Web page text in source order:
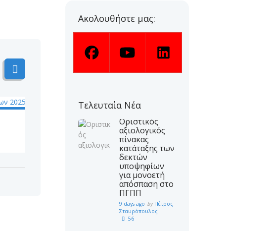
ΒΑΣΙΚΟΙ ΑΞΟΝΕΣ ΛΕΙΤΟΥΡΓΙΑΣ
ΤΟΥ ΤΜΗΜΑΤΟΣ ΕΝΤΑΞΗΣ
Ακολουθήστε μας:
Τελευταία Νέα
Οριστικός
αξιολογικός
πίνακας
κατάταξης των
δεκτών
υποψηφίων
για μονοετή
απόσπαση στο
ΠΓΠΠ
9 days ago by Πέτρος
Σταυρόπουλος
56